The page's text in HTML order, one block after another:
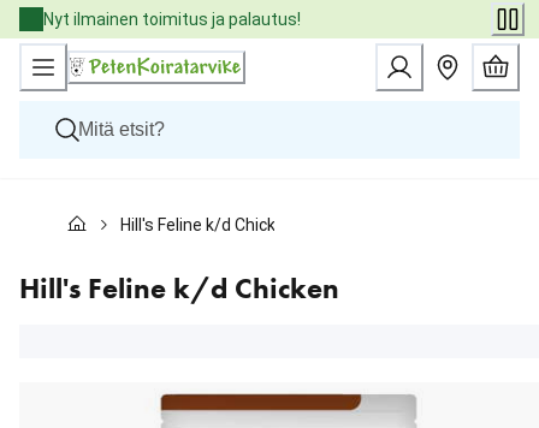
Skip
to
Content
Nyt ilmainen toimitus ja palautus!
Kissat
Eläinlääkäriruoat
Tuotemerkit
Hill's Feline k/d Chicken
Hill's Feline k/d Chicken